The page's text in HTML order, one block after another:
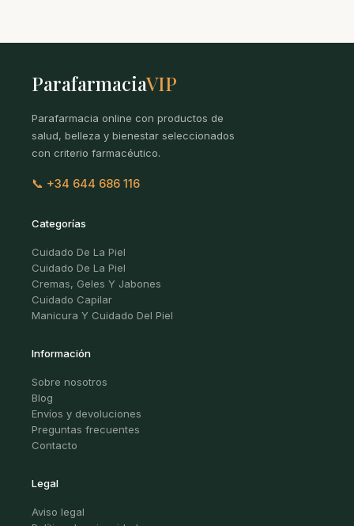
ParafarmaciaVIP
Parafarmacia online con productos de
salud, belleza y bienestar seleccionados
con criterio farmacéutico.
📞 +34 644 686 116
Categorías
Cuidado De La Piel
Cuidado De La Piel
Cremas, Geles Y Jabones
Cuidado Capilar
Manicura Y Cuidado Del Piel
Información
Sobre nosotros
Blog
Envíos y devoluciones
Preguntas frecuentes
Contacto
Legal
Aviso legal